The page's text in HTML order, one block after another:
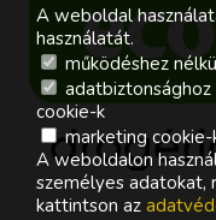
A weboldal
használatát.
működéshez
cookie-k
marketing cookie-
A weboldalon
személyes
kattintson az